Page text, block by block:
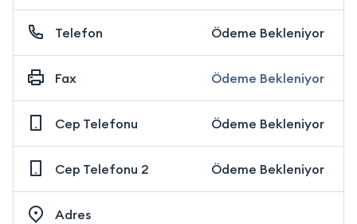
Telefon Ödeme Bekleniyor
Fax Ödeme Bekleniyor
Cep Telefonu Ödeme Bekleniyor
Cep Telefonu 2 Ödeme Bekleniyor
Adres